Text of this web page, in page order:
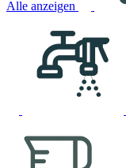
Alle anzeigen